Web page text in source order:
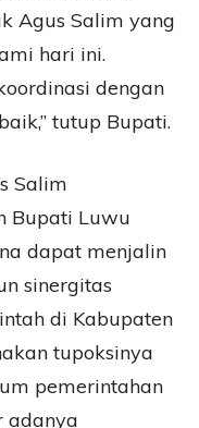
Agus Salim yang
hari ini.
dengan
tutup Bupati.
Salim
Bupati Luwu
dapat menjalin
sinergitas
di Kabupaten
tupoksinya
pemerintahan
adanya